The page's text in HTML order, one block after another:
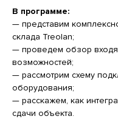
В программе:
— представим
склада Treolan;
— проведем обзор
возможностей;
— рассмотрим схему
оборудования;
— расскажем, как
сдачи объекта.